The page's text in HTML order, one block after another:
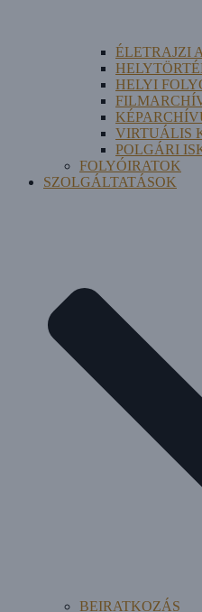
ÉLETRAJZI
HELYI
VIRTUÁLIS
POLGÁRI
FOLYÓIRATOK
SZOLGÁLTATÁSOK
BEIRATKOZÁS